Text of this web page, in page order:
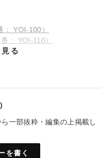
YOI-100）
： YOI-110）
）
る
一部抜粋・編集の上掲載し
を書く